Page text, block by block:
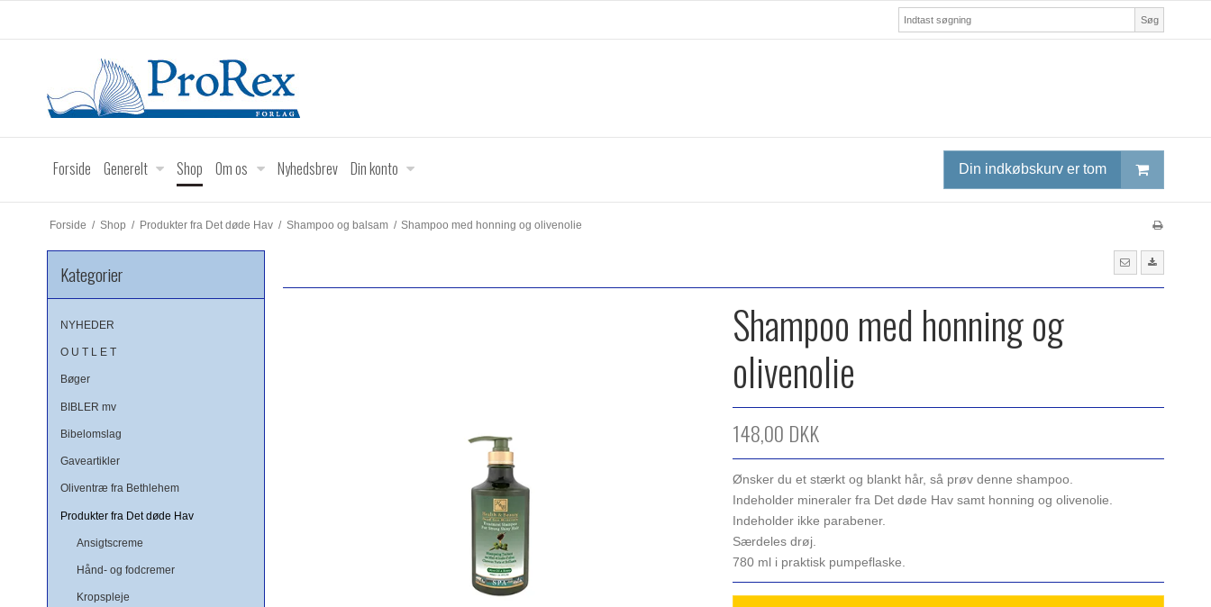
Søg
Forside Generelt Shop Om os Nyhedsbrev Din konto Din indkøbskurv er tom
Forside / Shop / Produkter fra Det døde Hav / Shampoo og balsam / Shampoo med honning og olivenolie
Kategorier
NYHEDER
O U T L E T
Bøger
BIBLER mv
Bibelomslag
Gaveartikler
Oliventræ fra Bethlehem
Produkter fra Det døde Hav
Ansigtscreme
Hånd- og fodcremer
Kropspleje
Shampoo med honning og
olivenolie
148,00 DKK
Ønsker du et stærkt og blankt hår, så prøv denne shampoo.
Indeholder mineraler fra Det døde Hav samt honning og olivenolie.
Indeholder ikke parabener.
Særdeles drøj.
780 ml i praktisk pumpeflaske.